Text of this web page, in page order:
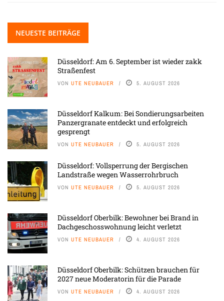
NEUESTE BEITRÄGE
Düsseldorf: Am 6. September ist wieder zakk
Straßenfest
VON UTE NEUBAUER 5. AUGUST 2026
Düsseldorf Kalkum: Bei Sondierungsarbeiten
Panzergranate entdeckt und erfolgreich
gesprengt
VON UTE NEUBAUER 5. AUGUST 2026
Düsseldorf: Vollsperrung der Bergischen
Landstraße wegen Wasserrohrbruch
VON UTE NEUBAUER 5. AUGUST 2026
Düsseldorf Oberbilk: Bewohner bei Brand in
Dachgeschosswohnung leicht verletzt
VON UTE NEUBAUER 4. AUGUST 2026
Düsseldorf Oberbilk: Schützen brauchen für
2027 neue Moderatorin für die Parade
VON UTE NEUBAUER 4. AUGUST 2026